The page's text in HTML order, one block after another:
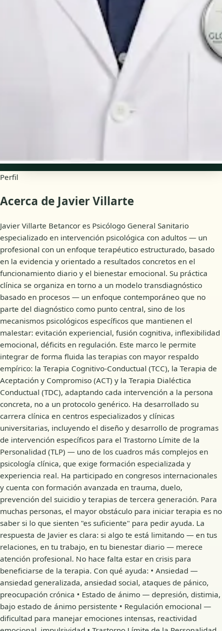
Psicólogo General Sanitario
Consultas de medicina general
Perfil
Acerca de Javier Villarte
Javier Villarte Betancor es Psicólogo General Sanitario
especializado en intervención psicológica con adultos — un
profesional con un enfoque terapéutico estructurado, basado
en la evidencia y orientado a resultados concretos en el
funcionamiento diario y el bienestar emocional. Su práctica
clínica se organiza en torno a un modelo transdiagnóstico
basado en procesos — un enfoque contemporáneo que no
parte del diagnóstico como punto central, sino de los
mecanismos psicológicos específicos que mantienen el
malestar: evitación experiencial, fusión cognitiva, inflexibilidad
emocional, déficits en regulación. Este marco le permite
integrar de forma fluida las terapias con mayor respaldo
empírico: la Terapia Cognitivo-Conductual (TCC), la Terapia de
Aceptación y Compromiso (ACT) y la Terapia Dialéctica
Conductual (TDC), adaptando cada intervención a la persona
concreta, no a un protocolo genérico. Ha desarrollado su
carrera clínica en centros especializados y clínicas
universitarias, incluyendo el diseño y desarrollo de programas
de intervención específicos para el Trastorno Límite de la
Personalidad (TLP) — uno de los cuadros más complejos en
psicología clínica, que exige formación especializada y
experiencia real. Ha participado en congresos internacionales
y cuenta con formación avanzada en trauma, duelo,
prevención del suicidio y terapias de tercera generación. Para
muchas personas, el mayor obstáculo para iniciar terapia es no
saber si lo que sienten "es suficiente" para pedir ayuda. La
respuesta de Javier es clara: si algo te está limitando — en tus
relaciones, en tu trabajo, en tu bienestar diario — merece
atención profesional. No hace falta estar en crisis para
beneficiarse de la terapia. Con qué ayuda: • Ansiedad —
ansiedad generalizada, ansiedad social, ataques de pánico,
preocupación crónica • Estado de ánimo — depresión, distimia,
bajo estado de ánimo persistente • Regulación emocional —
dificultad para manejar emociones intensas, reactividad